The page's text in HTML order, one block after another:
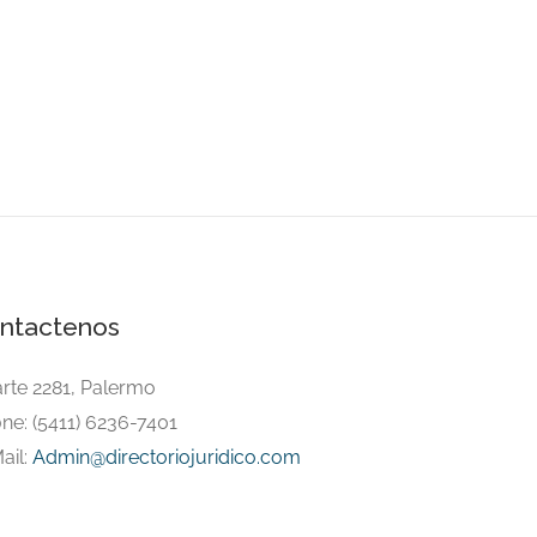
2281, Palermo
(5411) 6236-7401
Admin@directoriojuridico.com